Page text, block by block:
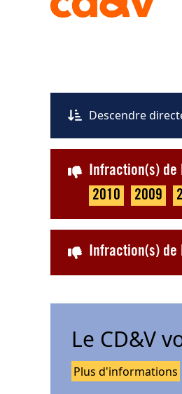
Descendre
Infraction(s) de
2010
2009
Infraction(s) de
Le CD&V
Plus d'informations